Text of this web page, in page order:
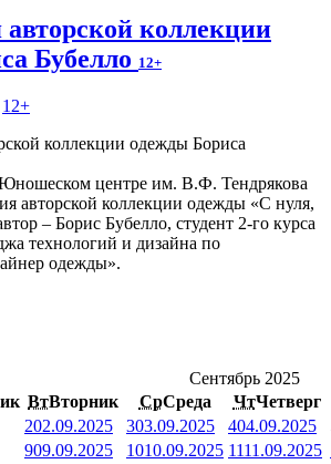
коллекции
Бубелло 12+
12+
центре им. В.Ф. Тендрякова
авторской коллекции одежды «С нуля,
– Борис Бубелло, студент 2-го курса
технологий и дизайна по
одежды».
Сентябрь 2025
ВтВторник СрСреда ЧтЧетверг
202.09.2025 303.09.2025 404.09.2025
909.09.2025 1010.09.2025 1111.09.2025